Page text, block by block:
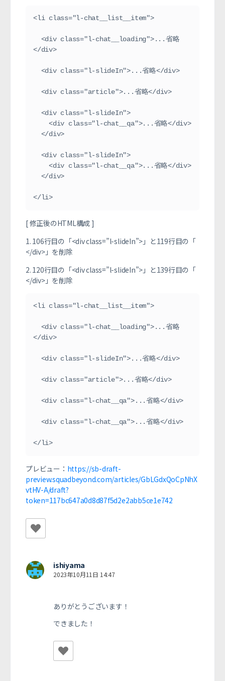
<li class="l-chat__list__item">
</div>
    <div class="l-chat__qa">...省略</div>
    <div class="l-chat__qa">...省略</div>
</li>
[ 修正後のHTML構成 ]
1. 106行目の「<div class=”l-slideIn”>」と119行目の「
</div>」を削除
2. 120行目の「<div class=”l-slideIn”>」と139行目の「
</div>」を削除
<li class="l-chat__list__item">
</div>
</li>
プレビュー： https://sb-draft-
preview.squadbeyond.com/articles/GbLGdxQoCpNhX
vtHV-A/draft?
token=117bc647a0d8d87f5d2e2abb5ce1e742
ishiyama
2023年10月11日 14:47
ありがとうございます！
できました！